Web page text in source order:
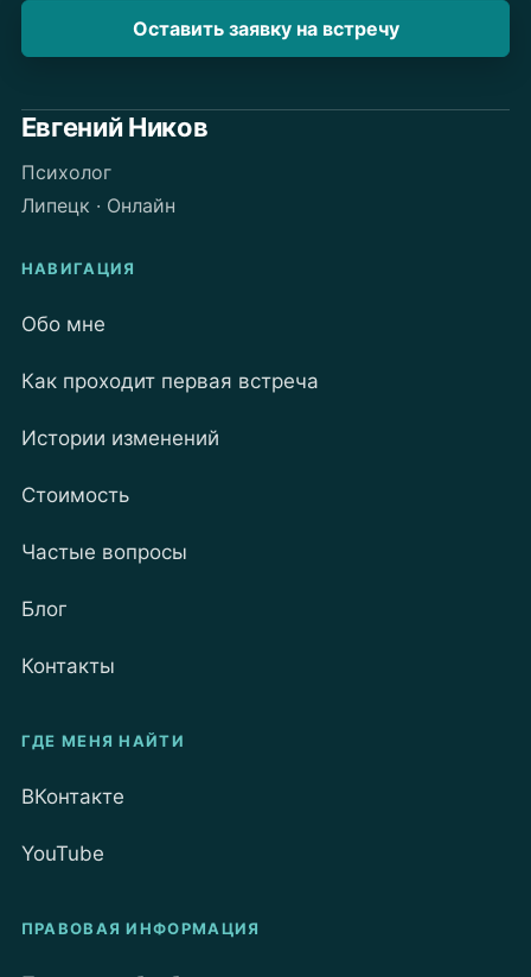
с
Оставить заявку на встречу
Евгений Ников
Психолог
Липецк · Онлайн
НАВИГАЦИЯ
Обо мне
Как проходит первая встреча
Истории изменений
Стоимость
Частые вопросы
Блог
Контакты
ГДЕ МЕНЯ НАЙТИ
ВКонтакте
YouTube
ПРАВОВАЯ ИНФОРМАЦИЯ